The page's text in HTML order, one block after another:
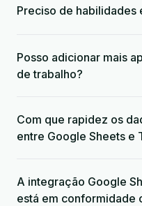
Preciso de habilidades
Posso adicionar mais
de trabalho?
Com que rapidez os
entre Google Sheets e
A integração Google
está em conformidade